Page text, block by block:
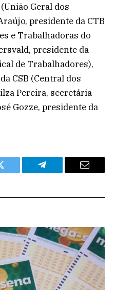
Geral dos
presidente da CTB
e Trabalhadoras do
presidente da
de Trabalhadores),
CSB (Central dos
Pereira, secretária-
Gozze, presidente da
Telegram Email